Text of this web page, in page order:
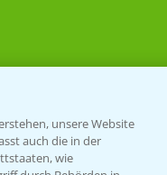
unsere Website
auch die in der
wie